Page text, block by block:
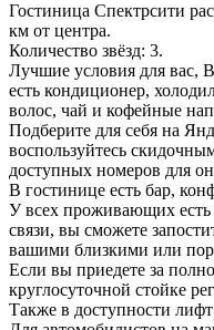
Гостиница Спектрсити
км от центра.
Количество звёзд: 3.
Лучшие условия для вас,
есть кондиционер,
волос, чай и кофейные
Подберите для себя на
воспользуйтесь
доступных номеров для
В гостинице есть бар,
У всех проживающих есть
связи, вы сможете
вашими близкими или
Если вы приедете за
круглосуточной стойке
Также в доступности